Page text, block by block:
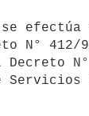
se
N° 412/
N°
Servicios